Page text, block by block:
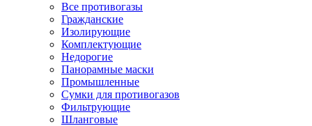
Все противогазы
Гражданские
Изолирующие
Комплектующие
Недорогие
Панорамные маски
Промышленные
Сумки для противогазов
Фильтрующие
Шланговые